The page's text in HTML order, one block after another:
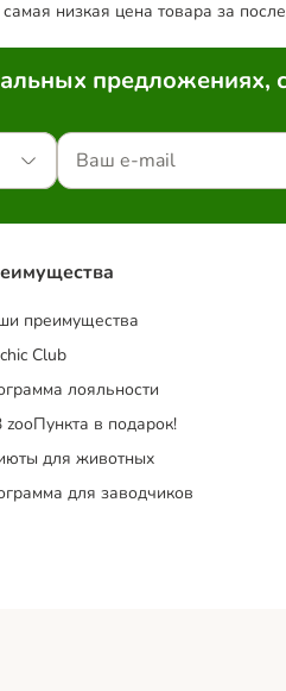
низкая цена товара за
преимущества
Club
лояльности
zooПункта в подарок!
для животных
для заводчиков